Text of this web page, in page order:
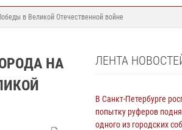
в Великой Отечественной войне
НА
ЛЕНТА
В Санкт-Петербурге
попытку руферов
одного из городских